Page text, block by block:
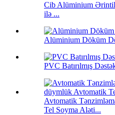
Cib Alüminium
ilə ...
Alüminium Döküm
PVC Batırılmış
Avtomatik
Tel Soyma Aləti...